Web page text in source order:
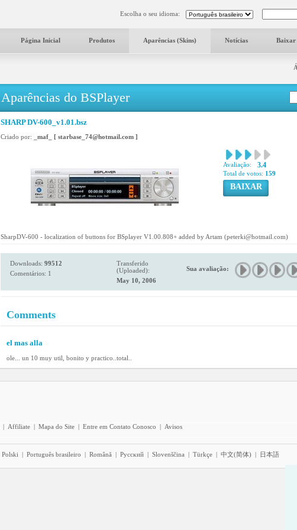
Escolha o seu idioma:
Página Inicial Produtos Aparências (Skins) Notícias Baixar
Aparências do BSPlayer
SHARP DV-600_v1.01.bsz
Criado por: _maf_ [ starbase_74@hotmail.com ]
Avaliação: 3.4
Total de votos: 159
BAIXAR
SharpDV-600 - localization of buttons for BSplayer V1.00.808+ added by Artam (peterki@hotmail.com)
Downloads: 99512
Comentários: 1
Transferido
(Uploaded):
May 10, 2006
Sua avaliação:
Comments
el mas alla
ole... un 10 muy util, bonito y practico..total..
| Affiliate | Mapa do Site | Entre em Contato Conosco | Avisos
Polski | Português brasileiro | Română | Pyccĸий | Slovenščina | Türkçe | 中文(简体) | 日本語